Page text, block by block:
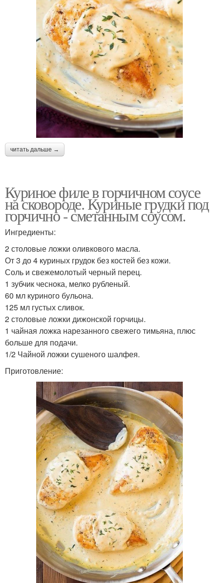
читать дальше →
Куриное филе в горчичном соусе
на сковороде. Куриные грудки под
горчично - сметанным соусом.
Ингредиенты:
2 столовые ложки оливкового масла.
От 3 до 4 куриных грудок без костей без кожи.
Соль и свежемолотый черный перец.
1 зубчик чеснока, мелко рубленый.
60 мл куриного бульона.
125 мл густых сливок.
2 столовые ложки дижонской горчицы.
1 чайная ложка нарезанного свежего тимьяна, плюс
больше для подачи.
1/2 Чайной ложки сушеного шалфея.
Приготовление: